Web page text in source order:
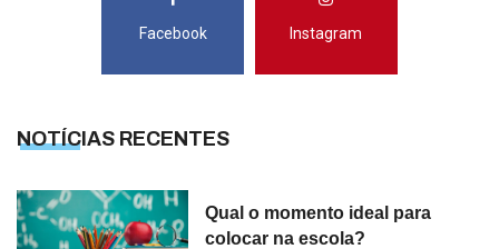
Facebook Instagram
NOTÍCIAS RECENTES
Qual o momento ideal para
colocar na escola?